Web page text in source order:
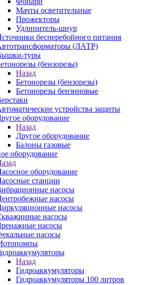
Мачты осветительные
Прожекторы
Удлинитель-шнур
бесперебойного питания
(ЛАТР)
туры
(бензорезы)
Назад
Бетонорезы (бензорезы)
Бетонорезы бензиновые
устройства защиты
оборудование
Назад
Другое оборудование
Балоны газовые
оборудование
оборудование
станции
насосы
насосы
насосы
насосы
насосы
насосы
Назад
Гидроаккумуляторы
Гидроаккумуляторы 100 литров